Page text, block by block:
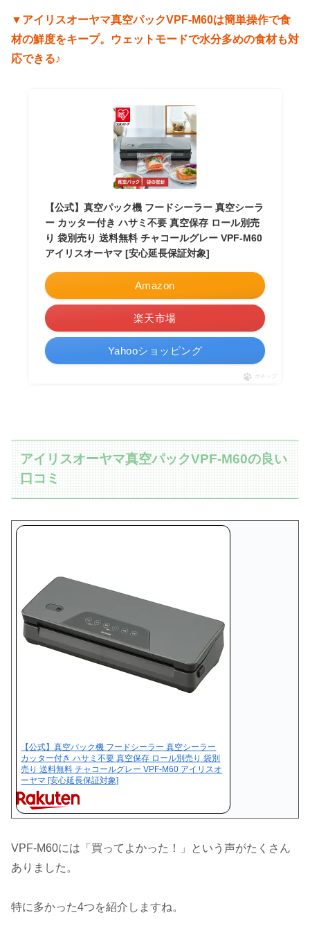
▼アイリスオーヤマ真空パックVPF-M60は簡単操作で食
材の鮮度をキープ。ウェットモードで水分多めの食材も対
応できる♪
【公式】真空パック機 フードシーラー 真空シーラ
ー カッター付き ハサミ不要 真空保存 ロール別売
り 袋別売り 送料無料 チャコールグレー VPF-M60
アイリスオーヤマ [安心延長保証対象]
Amazon
楽天市場
Yahooショッピング
ポチップ
アイリスオーヤマ真空パックVPF-M60の良い
口コミ
【公式】真空パック機 フードシーラー 真空シーラー
カッター付き ハサミ不要 真空保存 ロール別売り 袋別
売り 送料無料 チャコールグレー VPF-M60 アイリスオ
ーヤマ [安心延長保証対象]
VPF-M60には「買ってよかった！」という声がたくさん
ありました。
特に多かった4つを紹介しますね。